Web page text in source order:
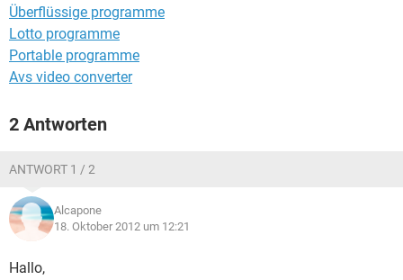
Überflüssige programme
Lotto programme
Portable programme
Avs video converter
2 Antworten
ANTWORT 1 / 2
Alcapone
18. Oktober 2012 um 12:21
Hallo,